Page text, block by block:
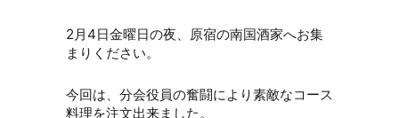
2月4日金曜日の夜、原宿の南国酒家へお集
まりください。
今回は、分会役員の奮闘により素敵なコース
料理を注文出来ました。